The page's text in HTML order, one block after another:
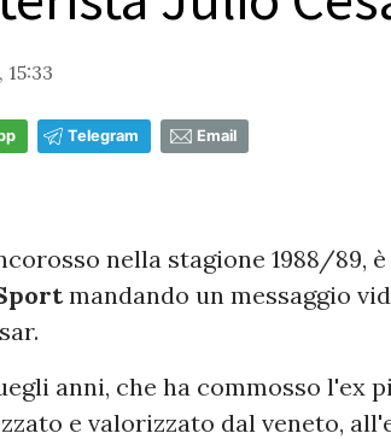
Telegram Email
nella stagione 1988/89,
mandando un messaggio
anni, che ha commosso l'ex
e valorizzato dal veneto,